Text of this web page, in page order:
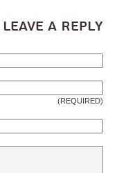
Leave a Reply
(REQUIRED)